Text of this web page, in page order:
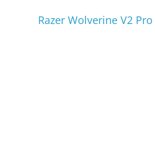
Razer Wolverine V2